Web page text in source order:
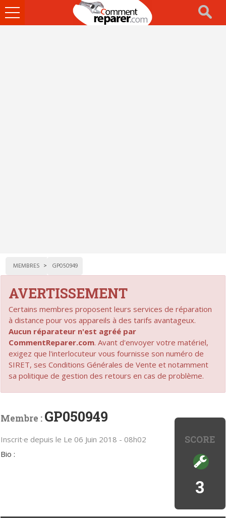
Ouvrir
le
MEMBRES GP050949
AVERTISSEMENT
Certains membres proposent leurs services de réparation
à distance pour vos appareils à des tarifs avantageux.
Aucun réparateur n'est agréé par
CommentReparer.com. Avant d'envoyer votre matériel,
exigez que l'interlocuteur vous fournisse son numéro de
SIRET, ses Conditions Générales de Vente et notamment
sa politique de gestion des retours en cas de problème.
SCORE
3
Membre : GP050949
Inscrit·e depuis le Le 06 Juin 2018 - 08h02
Bio :